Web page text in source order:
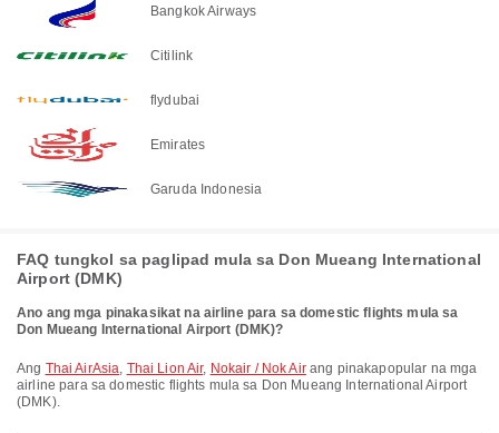
Bangkok Airways
Citilink
flydubai
Emirates
Garuda Indonesia
FAQ tungkol sa paglipad mula sa Don Mueang International
Airport (DMK)
Ano ang mga pinakasikat na airline para sa domestic flights mula sa
Don Mueang International Airport (DMK)?
Ang Thai AirAsia, Thai Lion Air, Nokair / Nok Airang pinakapopular na mga
airline para sa domestic flights mula sa Don Mueang International Airport
(DMK).